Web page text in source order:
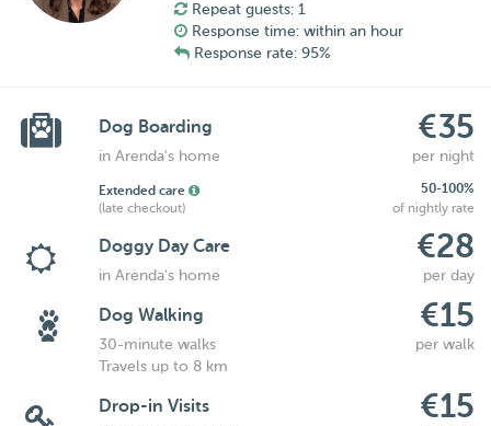
Repeat guests: 1
Response time: within an hour
Response rate: 95%
Dog Boarding €35
in Arenda's home per night
Extended care
50-100%
(late checkout)
of nightly rate
Doggy Day Care €28
in Arenda's home per day
Dog Walking €15
30-minute walks
per walk
Travels up to 8 km
Drop-in Visits €15